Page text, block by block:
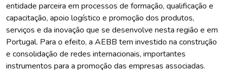
entidade parceira em processos de formação, qualificação e
capacitação, apoio logístico e promoção dos produtos,
serviços e da inovação que se desenvolve nesta região e em
Portugal. Para o efeito, a AEBB tem investido na construção
e consolidação de redes internacionais, importantes
instrumentos para a promoção das empresas associadas.